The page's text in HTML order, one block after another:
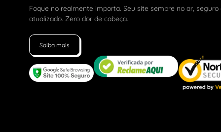
Foque no realmente importa. Seu site sempre no ar, seguro
atualizado. Zero dor de cabeça.
Saiba mais